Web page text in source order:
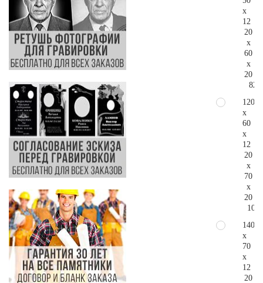
x
12
20
x
60
x
20
120
x
60
x
12
20
x
70
x
20
140
x
70
x
12
20